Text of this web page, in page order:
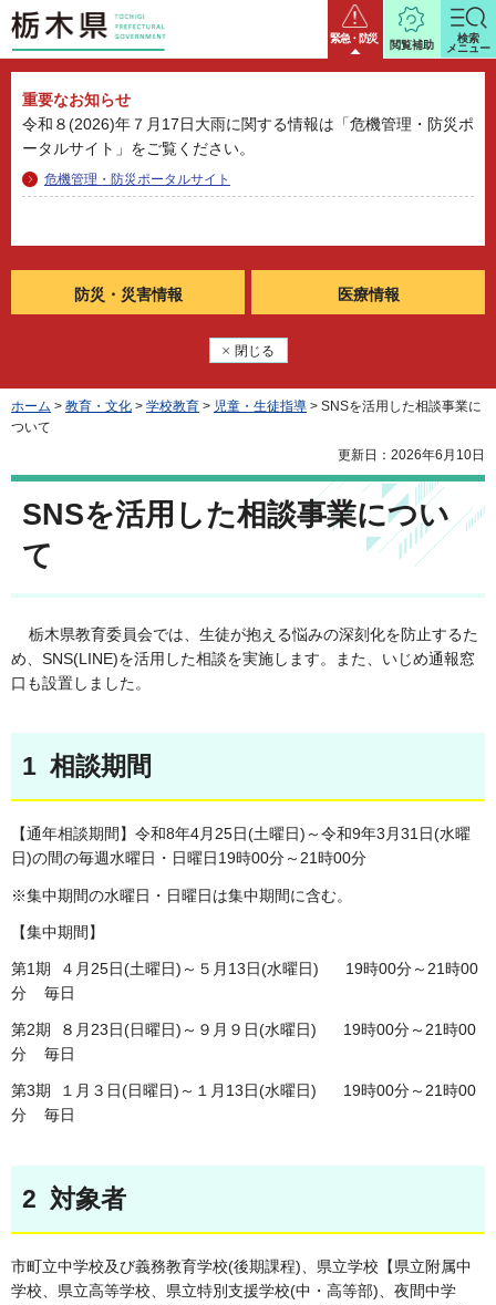
栃木県 緊急・防災
重要なお知らせ
令和８(2026)年７月17日大雨に関する情報は「危機管理・防災ポ
ータルサイト」をご覧ください。
危機管理・防災ポータルサイト
防災・ 災害情報 医療情報
閉じる
閲覧補助
検索
メニュー
ホーム > 教育・文化 > 学校教育 > 児童・生徒指導 > SNSを活用した相談事業に
ついて
更新日：2026年6月10日
SNSを活用した相談事業につい
て
栃木県教育委員会では、生徒が抱える悩みの深刻化を防止するた
め、SNS(LINE)を活用した相談を実施します。また、いじめ通報窓
口も設置しました。
1 相談期間
【通年相談期間】令和8年4月25日(土曜日)～令和9年3月31日(水曜
日)の間の毎週水曜日・日曜日19時00分～21時00分
※集中期間の水曜日・日曜日は集中期間に含む。
【集中期間】
第1期 ４月25日(土曜日)～５月13日(水曜日) 19時00分～21時00
分 毎日
第2期 ８月23日(日曜日)～９月９日(水曜日) 19時00分～21時00
分 毎日
第3期 １月３日(日曜日)～１月13日(水曜日) 19時00分～21時00
分 毎日
2 対象者
市町立中学校及び義務教育学校(後期課程)、県立学校【県立附属中
学校、県立高等学校、県立特別支援学校(中・高等部)、夜間中学